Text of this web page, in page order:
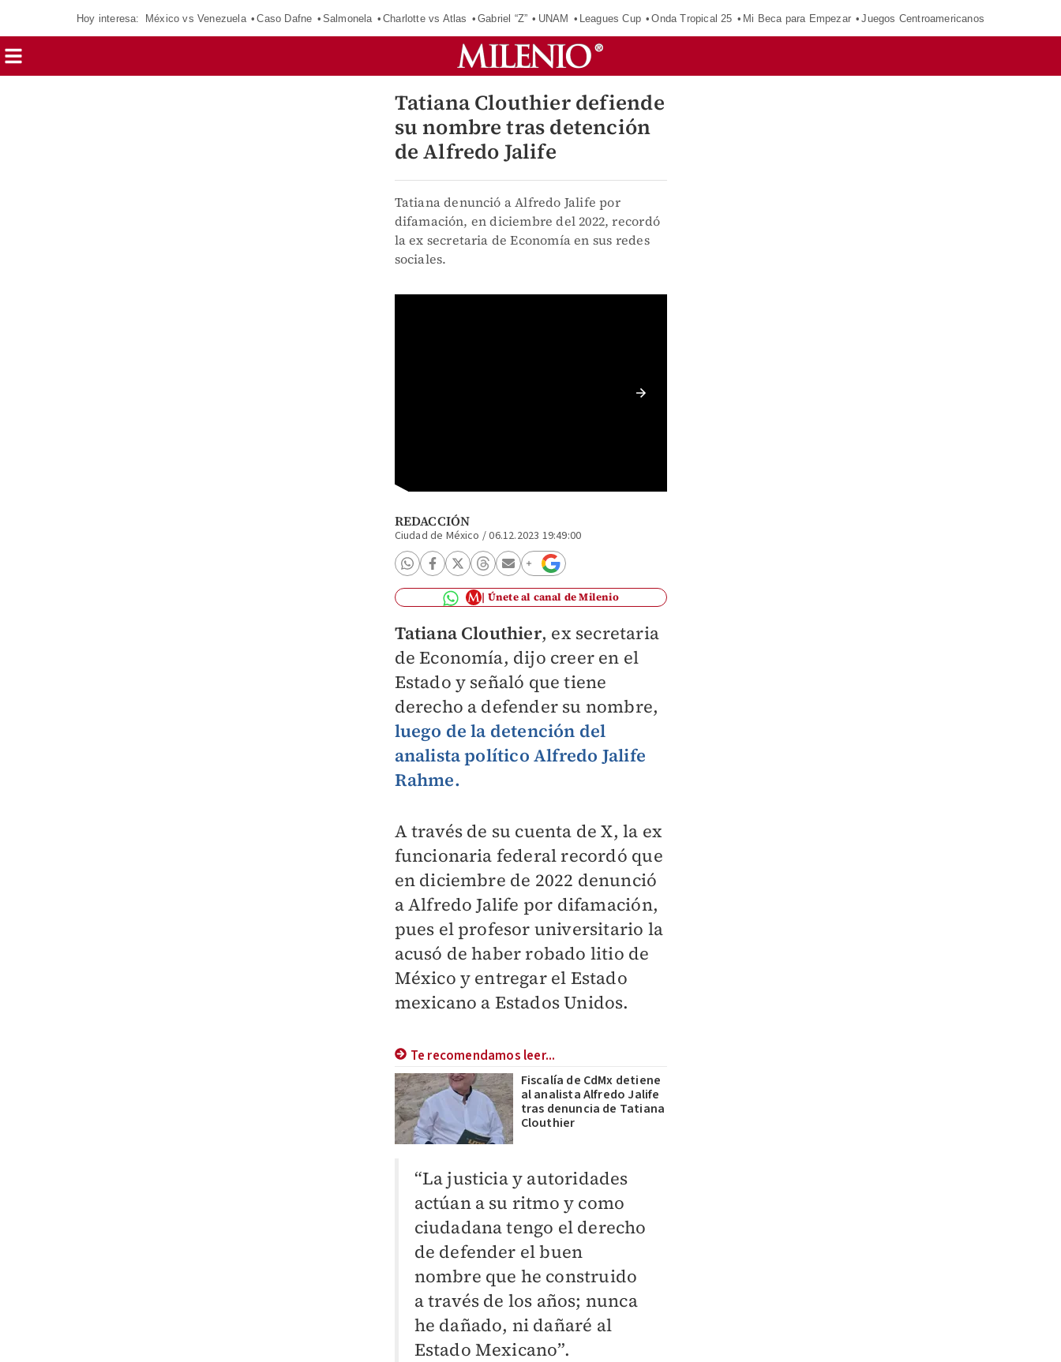
Hoy interesa: México vs Venezuela Caso Dafne Salmonela Charlotte vs Atlas Gabriel “Z” UNAM Leagues Cup Onda Tropical 25 Mi Beca para Empezar Juegos Centroamericanos
Tatiana Clouthier defiende
su nombre tras detención
de Alfredo Jalife
Tatiana denunció a Alfredo Jalife por
difamación, en diciembre del 2022, recordó
la ex secretaria de Economía en sus redes
sociales.
REDACCIÓN
Ciudad de México /06.12.2023 19:49:00
Únete al canal de Milenio
Tatiana Clouthier, ex secretaria
de Economía, dijo creer en el
Estado y señaló que tiene
derecho a defender su nombre,
luego de la detención del
analista político Alfredo Jalife
Rahme.
A través de su cuenta de X, la ex
funcionaria federal recordó que
en diciembre de 2022 denunció
a Alfredo Jalife por difamación,
pues el profesor universitario la
acusó de haber robado litio de
México y entregar el Estado
mexicano a Estados Unidos.
Te recomendamos leer...
Fiscalía de CdMx detiene
al analista Alfredo Jalife
tras denuncia de Tatiana
Clouthier
“La justicia y autoridades
actúan a su ritmo y como
ciudadana tengo el derecho
de defender el buen
nombre que he construido
a través de los años; nunca
he dañado, ni dañaré al
Estado Mexicano”.